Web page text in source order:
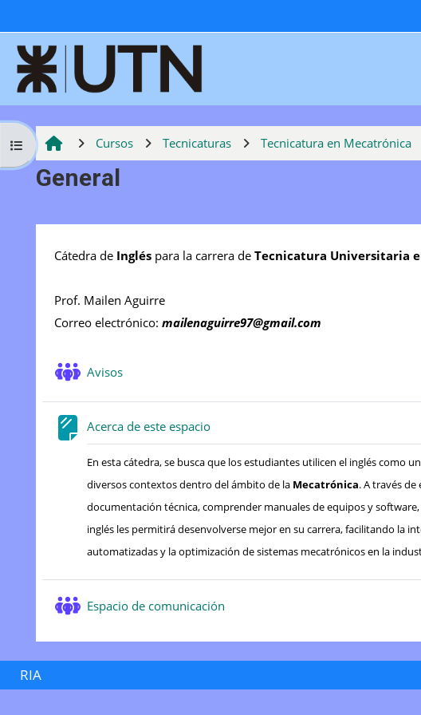
Abrir índice del curso
Cursos Tecnicaturas Tecnicatura en Mecatrónica
General
Perfilado de sección
Cátedra de Inglés para la carrera deTecnicatura Universitaria
Prof. Mailen Aguirre
Correo electrónico:mailenaguirre97@gmail.com
Avisos
Acerca de este espacioPágina
En esta cátedra, se busca que los estudiantes utilicen el inglés como
diversos contextos dentro del ámbito de la Mecatrónica. A través
documentación técnica, comprender manuales de equipos y
inglés les permitirá desenvolverse mejor en su carrera, facilitando la
automatizadas y la optimización de sistemas mecatrónicos en la
Espacio de comunicación
RIA